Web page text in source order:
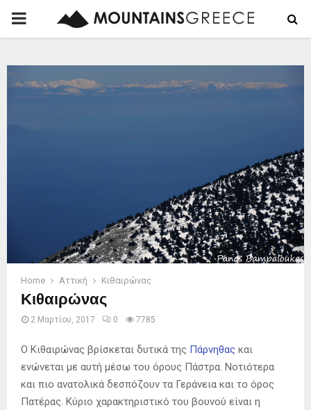
PRIMARY
Home Αττική Κιθαιρώνας
Κιθαιρώνας
2 Μαρτίου, 2017 0 7785
Ο Κιθαιρώνας βρίσκεται δυτικά της Πάρνηθας και
ενώνεται με αυτή μέσω του όρους Πάστρα. Νοτιότερα
και πιο ανατολικά δεσπόζουν τα Γεράνεια και το όρος
Πατέρας. Κύριο χαρακτηριστικό του βουνού είναι η